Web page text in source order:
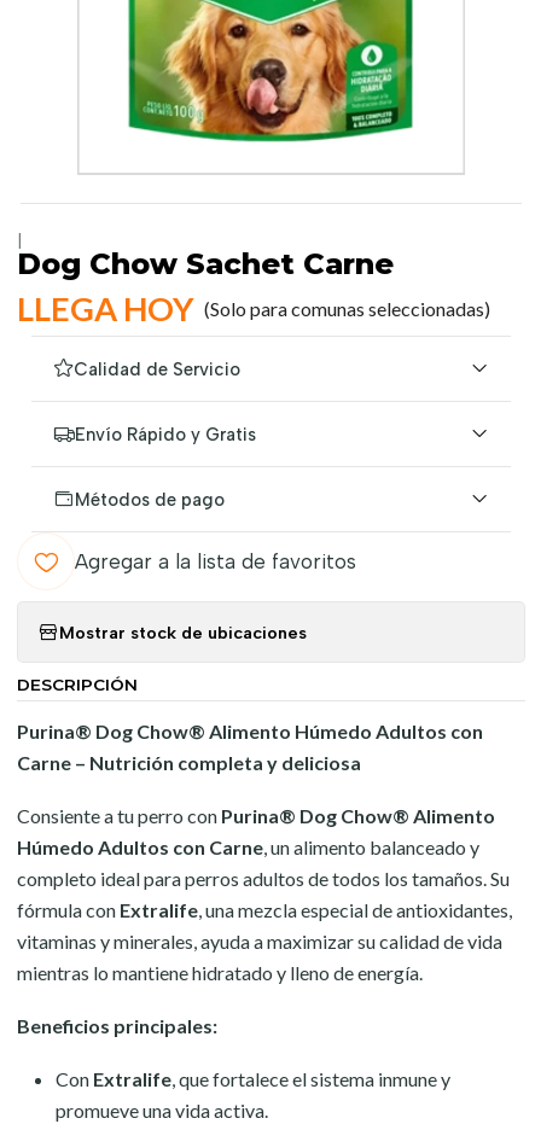
Dog Chow Sachet Carne
LLEGA HOY (Solo para comunas seleccionadas)
Calidad de Servicio
Envío Rápido y Gratis
Métodos de pago
Agregar a la lista de favoritos
Mostrar stock de ubicaciones
DESCRIPCIÓN
Purina® Dog Chow® Alimento Húmedo Adultos con
Carne – Nutrición completa y deliciosa
Consiente a tu perro con Purina® Dog Chow® Alimento
Húmedo Adultos con Carne, un alimento balanceado y
completo ideal para perros adultos de todos los tamaños. Su
fórmula con Extralife, una mezcla especial de antioxidantes,
vitaminas y minerales, ayuda a maximizar su calidad de vida
mientras lo mantiene hidratado y lleno de energía.
Beneficios principales:
Con Extralife, que fortalece el sistema inmune y
promueve una vida activa.